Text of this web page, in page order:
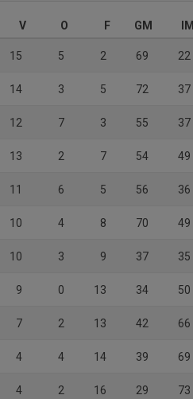
V O F GM IM
15 5 2 69 22
14 3 5 72 37
12 7 3 55 37
13 2 7 54 49
11 6 5 56 36
10 4 8 70 49
10 3 9 37 35
9 0 13 34 50
7 2 13 42 66
4 4 14 39 69
4 2 16 29 73